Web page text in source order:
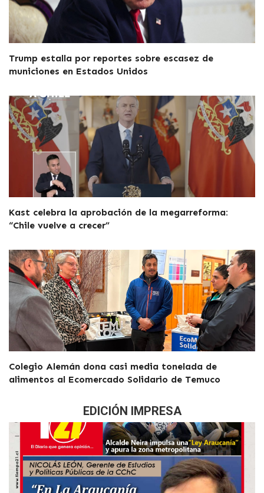
Trump estalla por reportes sobre escasez de
municiones en Estados Unidos
Kast celebra la aprobación de la megarreforma:
“Chile vuelve a crecer”
Colegio Alemán dona casi media tonelada de
alimentos al Ecomercado Solidario de Temuco
EDICIÓN IMPRESA